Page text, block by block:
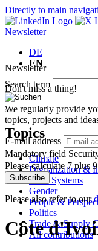
Directly to main
Newsletter
DE
EN
Search term
Topics
Climate
Digitalization &
Food Systems
Gender
People &
Politics
Trade & Supply
All contributions
Newsletter
Don't miss a thing!
We regularly provide
topics, projects and
E-mail address
Mandatory field
Please calculate 7 plus
Subscribe
Please also refer to our
Côte